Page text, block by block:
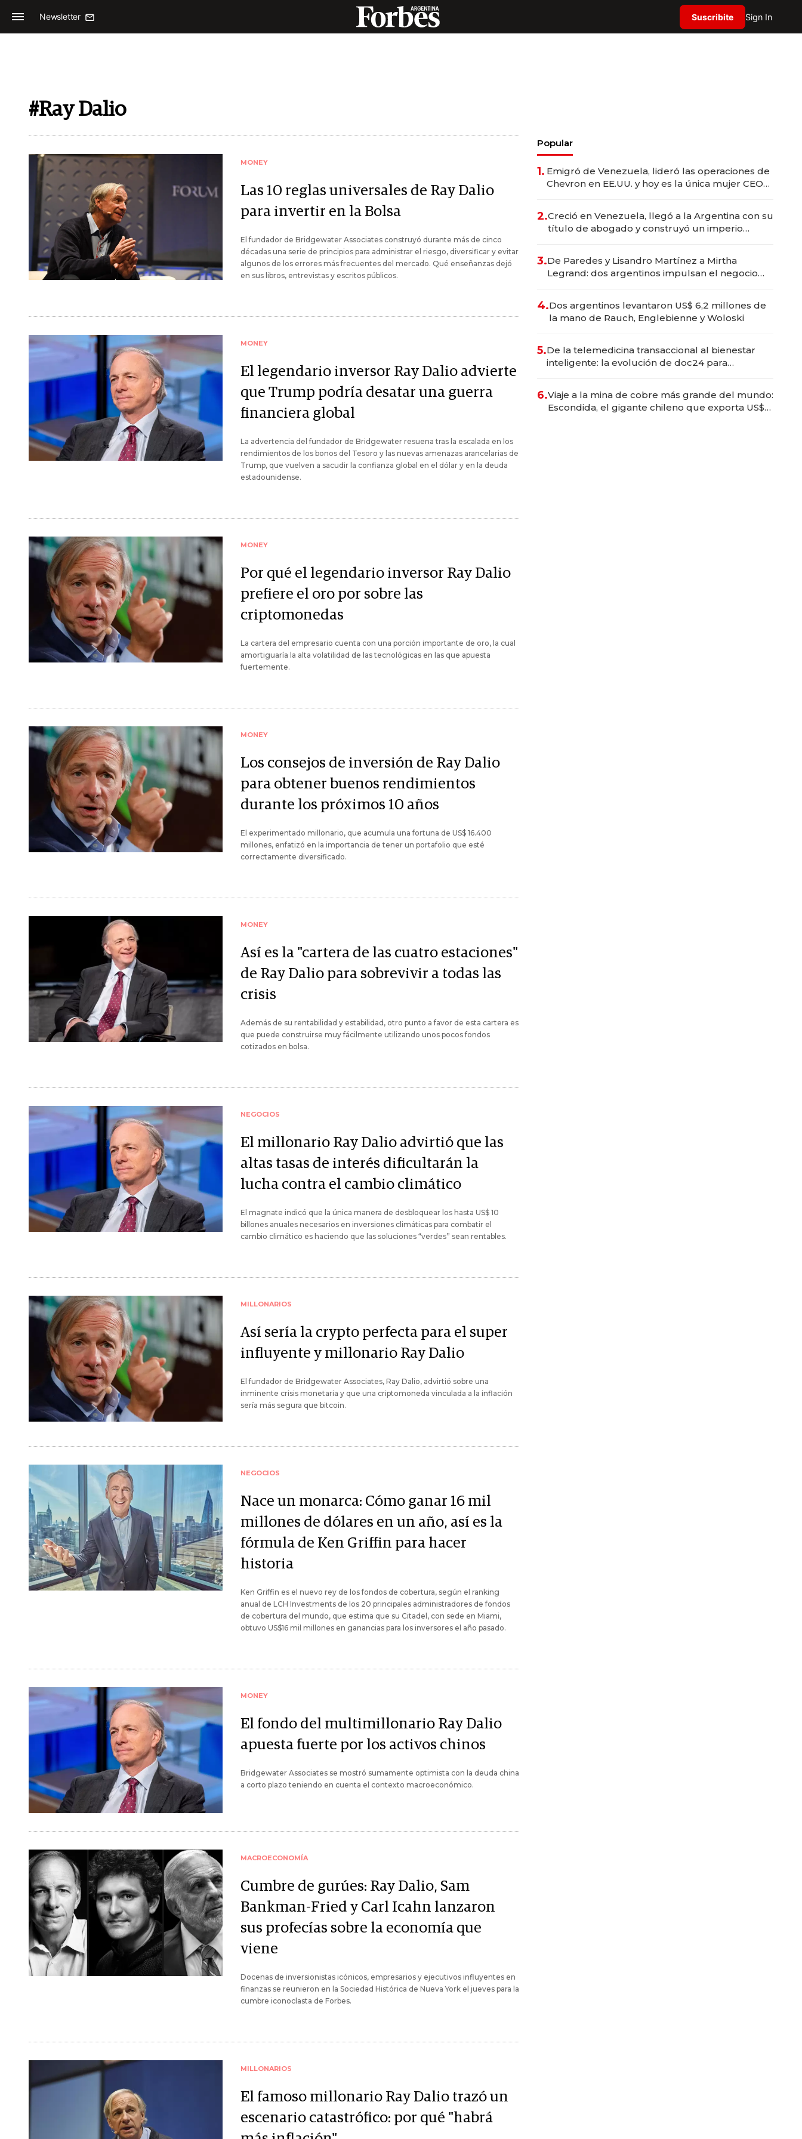
Newsletter Suscribite Sign In
#Ray Dalio
MONEY
Las 10 reglas universales de Ray Dalio
para invertir en la Bolsa
El fundador de Bridgewater Associates construyó durante más de cinco
décadas una serie de principios para administrar el riesgo, diversificar y evitar
algunos de los errores más frecuentes del mercado. Qué enseñanzas dejó
en sus libros, entrevistas y escritos públicos.
MONEY
El legendario inversor Ray Dalio advierte
que Trump podría desatar una guerra
financiera global
La advertencia del fundador de Bridgewater resuena tras la escalada en los
rendimientos de los bonos del Tesoro y las nuevas amenazas arancelarias de
Trump, que vuelven a sacudir la confianza global en el dólar y en la deuda
estadounidense.
MONEY
Por qué el legendario inversor Ray Dalio
prefiere el oro por sobre las
criptomonedas
La cartera del empresario cuenta con una porción importante de oro, la cual
amortiguaría la alta volatilidad de las tecnológicas en las que apuesta
fuertemente.
MONEY
Los consejos de inversión de Ray Dalio
para obtener buenos rendimientos
durante los próximos 10 años
El experimentado millonario, que acumula una fortuna de US$ 16.400
millones, enfatizó en la importancia de tener un portafolio que esté
correctamente diversificado.
MONEY
Así es la "cartera de las cuatro estaciones"
de Ray Dalio para sobrevivir a todas las
crisis
Además de su rentabilidad y estabilidad, otro punto a favor de esta cartera es
que puede construirse muy fácilmente utilizando unos pocos fondos
cotizados en bolsa.
NEGOCIOS
El millonario Ray Dalio advirtió que las
altas tasas de interés dificultarán la
lucha contra el cambio climático
El magnate indicó que la única manera de desbloquear los hasta US$ 10
billones anuales necesarios en inversiones climáticas para combatir el
cambio climático es haciendo que las soluciones “verdes” sean rentables.
MILLONARIOS
Así sería la crypto perfecta para el super
influyente y millonario Ray Dalio
El fundador de Bridgewater Associates, Ray Dalio, advirtió sobre una
inminente crisis monetaria y que una criptomoneda vinculada a la inflación
sería más segura que bitcoin.
NEGOCIOS
Nace un monarca: Cómo ganar 16 mil
millones de dólares en un año, así es la
fórmula de Ken Griffin para hacer
historia
Ken Griffin es el nuevo rey de los fondos de cobertura, según el ranking
anual de LCH Investments de los 20 principales administradores de fondos
de cobertura del mundo, que estima que su Citadel, con sede en Miami,
obtuvo US$16 mil millones en ganancias para los inversores el año pasado.
MONEY
El fondo del multimillonario Ray Dalio
apuesta fuerte por los activos chinos
Bridgewater Associates se mostró sumamente optimista con la deuda china
a corto plazo teniendo en cuenta el contexto macroeconómico.
MACROECONOMÍA
Cumbre de gurúes: Ray Dalio, Sam
Bankman-Fried y Carl Icahn lanzaron
sus profecías sobre la economía que
viene
Docenas de inversionistas icónicos, empresarios y ejecutivos influyentes en
finanzas se reunieron en la Sociedad Histórica de Nueva York el jueves para la
cumbre iconoclasta de Forbes.
MILLONARIOS
El famoso millonario Ray Dalio trazó un
escenario catastrófico: por qué "habrá
Popular
1. Emigró de Venezuela, lideró las operaciones de
Chevron en EE.UU. y hoy es la única mujer CEO
2.Creció en Venezuela, llegó a la Argentina con su
título de abogado y construyó un imperio
3.De Paredes y Lisandro Martínez a Mirtha
Legrand: dos argentinos impulsan el negocio
4.Dos argentinos levantaron US$ 6,2 millones de
la mano de Rauch, Englebienne y Woloski
5.De la telemedicina transaccional al bienestar
inteligente: la evolución de doc24 para
6.Viaje a la mina de cobre más grande del mundo:
Escondida, el gigante chileno que exporta US$